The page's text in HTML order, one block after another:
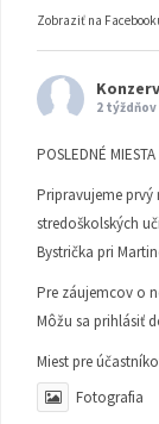
Zobraziť na
2
POSLEDNÉ
Pripravujeme
stredoškolských
Bystrička pri
Pre záujemcov o
Môžu sa prihlásiť
Miest pre
Fotografia